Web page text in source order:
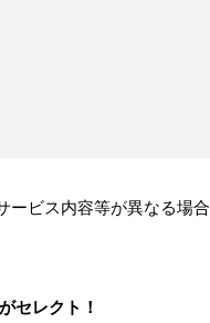
ービス内容等が異なる場合
セレクト！